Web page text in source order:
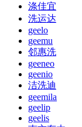
涤佳宜
洗运达
geelo
geemu
邻惠洗
geeneo
geenio
洁洗迪
geemila
geelip
geelis